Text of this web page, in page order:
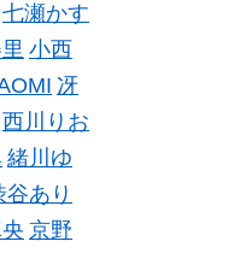
七瀬かす
小西
冴
西川りお
緒川ゆ
谷あり
京野